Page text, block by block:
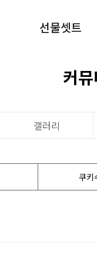
선물셋트
커
갤러리
쿠키